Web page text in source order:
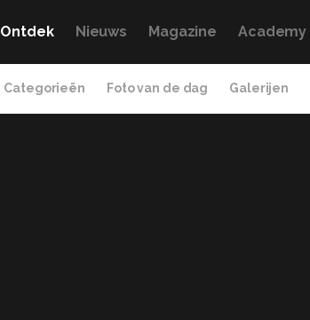
Ontdek Nieuws Magazine Academy
Categorieën Foto van de dag Galerijen